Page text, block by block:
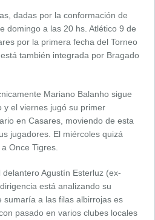
dadas por la conformación de
domingo a las 20 hs. Atlético 9 de
por la primera fecha del Torneo
también integrada por Bragado
Mariano Balanho sigue
y el viernes jugó su primer
en Casares, moviendo de esta
jugadores. El miércoles quizá
Once Tigres.
Agustín Esterluz (ex-
está analizando su
sumaría a las filas albirrojas es
pasado en varios clubes locales